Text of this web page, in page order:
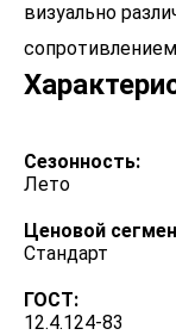
визуально
Сезонность:
Лето
Ценовой
Стандарт
ГОСТ:
12.4.124-83